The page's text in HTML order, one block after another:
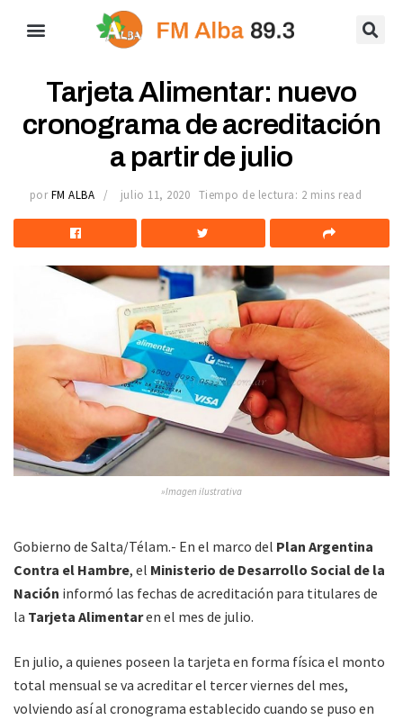
Tarjeta Alimentar: nuevo
cronograma de acreditación
a partir de julio
por FM ALBA julio 11, 2020 Tiempo de lectura: 2 mins read
»Imagen ilustrativa
Gobierno de Salta/Télam.- En el marco del Plan Argentina
Contra el Hambre, el Ministerio de Desarrollo Social de la
Nación informó las fechas de acreditación para titulares de
la Tarjeta Alimentaren el mes de julio.
En julio, a quienes poseen la tarjeta en forma física el monto
total mensual se va acreditar el tercer viernes del mes,
volviendo así al cronograma establecido cuando se puso en